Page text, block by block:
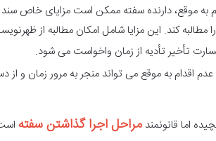
به موقع، دارنده سفته ممکن است مزایای خاص
کند. این مزایا شامل امکان مطالبه از
تأخیر تأدیه از زمان واخواست می شود.
اقدام به موقع می تواند منجر به مرور زمان و
اما قانونمندمراحل اجرا گذاشتن سفته